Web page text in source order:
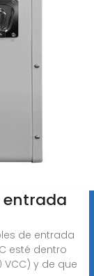
entrada
de entrada
esté dentro
y de que